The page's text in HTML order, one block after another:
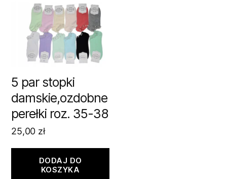
5 par stopki
damskie,ozdobne
perełki roz. 35-38
25,00 zł
DODAJ DO
KOSZYKA